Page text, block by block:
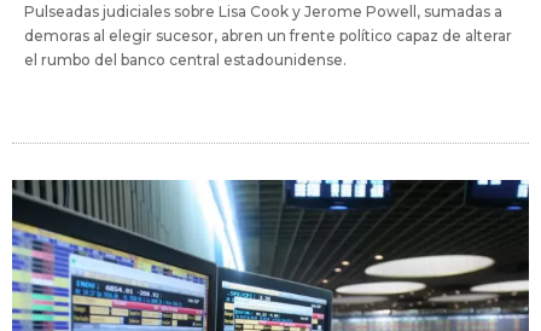
Pulseadas judiciales sobre Lisa Cook y Jerome Powell, sumadas a
demoras al elegir sucesor, abren un frente político capaz de alterar
el rumbo del banco central estadounidense.